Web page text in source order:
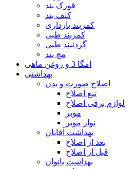
قوزک بند
کتف بند
کمربند بارداری
کمربند طبی
گردنبند طبی
مچ بند
امگا 3 و روغن ماهی
بهداشتی
اصلاح صورت و بدن
تیغ اصلاح
لوازم برقی اصلاح
موبر
نوار موبر
بهداشت آقایان
بعد از اصلاح
قبل از اصلاح
بهداشت بانوان